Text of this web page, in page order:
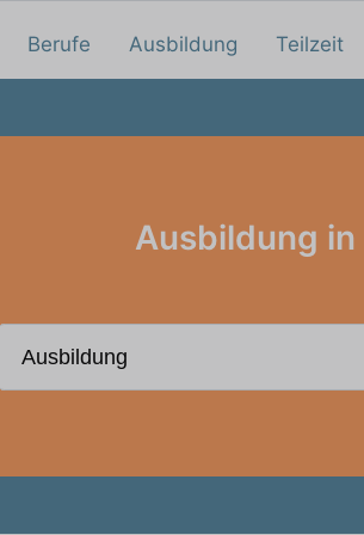
Berufe Ausbildung Teilzeit
Ausbildung